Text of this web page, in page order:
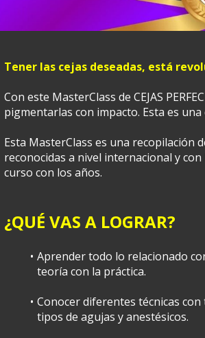
Tener las cejas deseadas, está
Con este MasterClass de CEJAS
pigmentarlas con impacto. Esta es
Esta MasterClass es una recopilación
reconocidas a nivel internacional y
curso con los años.
¿QUÉ VAS A LOGRAR?
Aprender todo lo relacionado
teoría con la práctica.
Conocer diferentes técnicas
tipos de agujas y anestésicos.